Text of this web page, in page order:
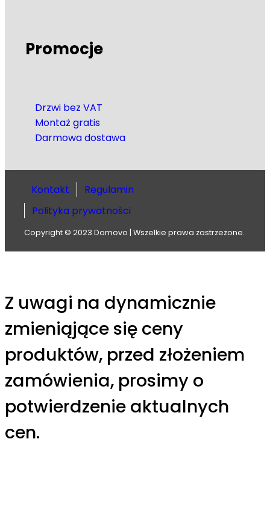
Promocje
Drzwi bez VAT
Montaż gratis
Darmowa dostawa
Kontakt
Regulamin
Polityka prywatności
Copyright © 2023 Domovo | Wszelkie prawa zastrzeżone.
Z uwagi na dynamicznie
zmieniąjące się ceny
produktów, przed złożeniem
zamówienia, prosimy o
potwierdzenie aktualnych
cen.